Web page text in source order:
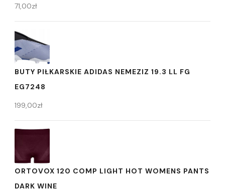
71,00zł
BUTY PIŁKARSKIE ADIDAS NEMEZIZ 19.3 LL FG
EG7248
199,00zł
ORTOVOX 120 COMP LIGHT HOT WOMENS PANTS
DARK WINE